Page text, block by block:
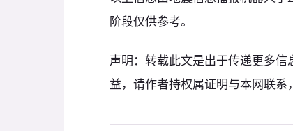
阶段仅供参考。
声明：转载此文是出于传递更多
益，请作者持权属证明与本网联系